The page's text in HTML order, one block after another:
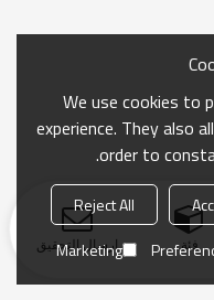
فئة ارسال التحقيق
We use cookies to
experience. They also
order to
Reject All
Marketing